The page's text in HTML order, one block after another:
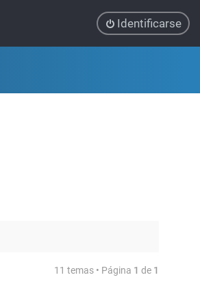
Identificarse
11 temas • Página 1 de 1